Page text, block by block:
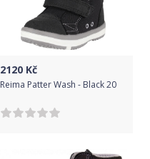
2120 Kč
Reima Patter Wash - Black 20